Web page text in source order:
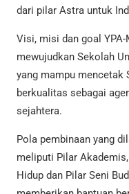
dari pilar Astra untuk
Visi, misi dan goal
mewujudkan Sekolah
yang mampu mencetak
berkualitas sebagai
sejahtera.
Pola pembinaan yang
meliputi Pilar
Hidup dan Pilar Seni